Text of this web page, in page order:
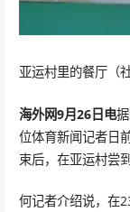
亚运村里的餐厅（
海外网9月26日电
位体育新闻记者日
束后，在亚运村尝
何记者介绍说，在